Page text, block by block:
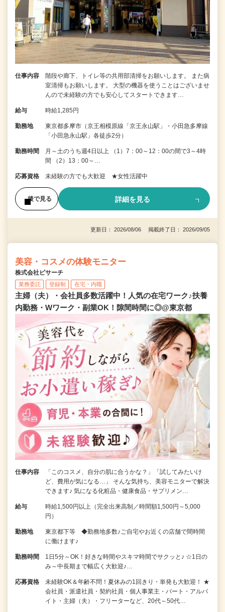
仕事内容
階段や廊下、トイレ等の共用部清掃をお願いします。 また病
室清掃もお願いします。 大型の機器を使うことはございませ
んので未経験の方でも安心してスタートできます…
給与 時給1,285円
勤務地
東京都多摩市（京王相模原線「京王永山駅」・小田急多摩線
「小田急永山駅」各徒歩2分）
勤務時間
月～土のうち週4日以上 （1）7：00～12：00の間で3～4時
間 （2）13：00～…
応募資格 未経験の方でも大歓迎 ★女性活躍中
後で見る 詳細を見る
更新日： 2026/08/06 掲載終了日： 2026/09/05
美容・コスメの体験モニター
株式会社ビサーチ
業務委託 登録制 在宅・内職
主婦（夫）・会社員多数活躍中！人気の在宅ワーク♪扶養
内勤務・Wワーク・副業OK！隙間時間に◎@東京都
仕事内容
「このコスメ、自分の肌に合うかな？」「試してみたいけ
ど、費用が気になる…」 そんな気持ち、美容モニターで解決
できます♪ 気になる化粧品・健康食品・サプリメン…
給与
時給1,500円以上（完全出来高制／時間額1,500円～5,000
円）
勤務地
東京都下等 ◆勤務地多数♪ご自宅やお近くの店舗で間時間
に働けます♪
勤務時間
1日5分～OK！好きな時間やスキマ時間でサクッと♪ ☆1日の
み～中長期まで幅広く大歓迎♪…
応募資格
未経験OK＆年齢不問！夏休みの1回きり・単発も大歓迎！ ★
会社員・派遣社員・契約社員・個人事業主・パート・アルバ
イト・主婦（夫）・フリーターなど、20代～50代…